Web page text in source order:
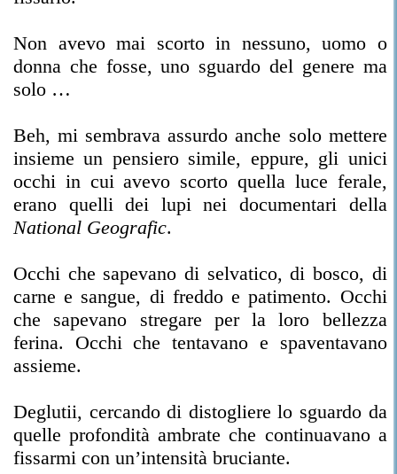
Non avevo mai scorto in nessuno, uomo o
donna che fosse, uno sguardo del genere ma
solo …
Beh, mi sembrava assurdo anche solo mettere
insieme un pensiero simile, eppure, gli unici
occhi in cui avevo scorto quella luce ferale,
erano quelli dei lupi nei documentari della
National Geografic.
Occhi che sapevano di selvatico, di bosco, di
carne e sangue, di freddo e patimento. Occhi
che sapevano stregare per la loro bellezza
ferina. Occhi che tentavano e spaventavano
assieme.
Deglutii, cercando di distogliere lo sguardo da
quelle profondità ambrate che continuavano a
fissarmi con un’intensità bruciante.